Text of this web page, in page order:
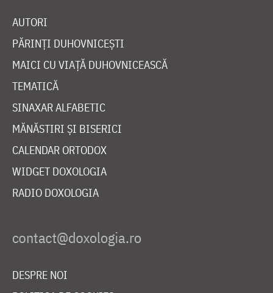
AUTORI
PĂRINȚI DUHOVNICEȘTI
MAICI CU VIAȚĂ DUHOVNICEASCĂ
TEMATICĂ
SINAXAR ALFABETIC
MĂNĂSTIRI ȘI BISERICI
CALENDAR ORTODOX
WIDGET DOXOLOGIA
RADIO DOXOLOGIA
DESPRE NOI